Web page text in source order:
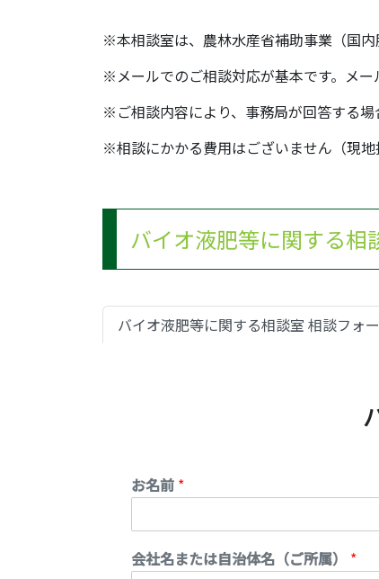
※本相談室は、農林水産省補助事業（国
※メールでのご相談対応が基本です。メ
※ご相談内容により、事務局が回答する場
※相談にかかる費用はございません（現地
バイオ液肥等に関する相
バイオ液肥等に関する相談室 相談フォ
お名前 *
会社名または自治体名（ご所属） *